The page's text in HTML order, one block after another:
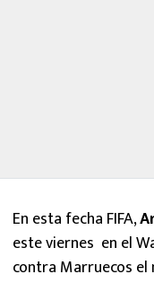
En esta fecha FIFA,
este viernes en el
contra Marruecos